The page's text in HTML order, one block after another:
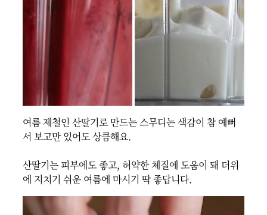
여름 제철인 산딸기로 만드는 스무디는 색감이 참 예뻐
서 보고만 있어도 상큼해요.
산딸기는 피부에도 좋고, 허약한 체질에 도움이 돼 더위
에 지치기 쉬운 여름에 마시기 딱 좋답니다.